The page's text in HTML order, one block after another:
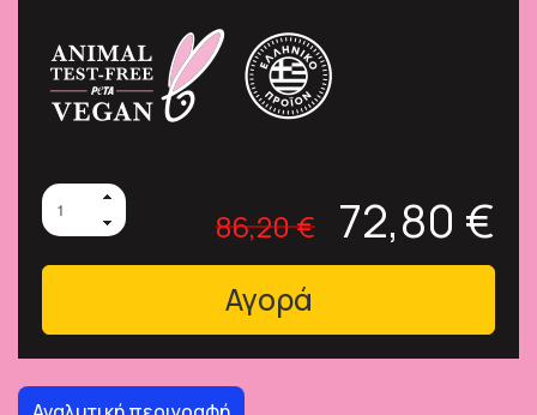
86,20 € 72,80 €
Αγορά